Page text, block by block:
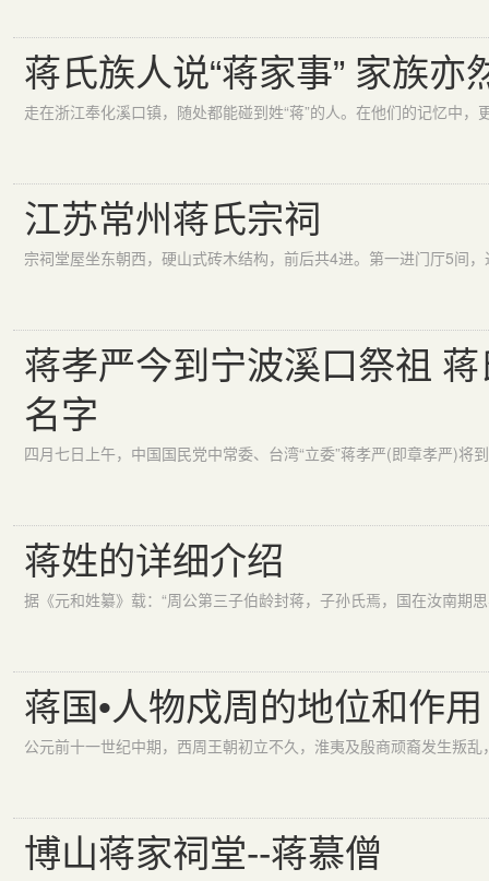
蒋氏族人说“蒋家事” 家族亦
走在浙江奉化溪口镇，随处都能碰到姓“蒋”的人。在他们的记忆中
江苏常州蒋氏宗祠
蒋孝严今到宁波溪口祭祖
名字
蒋姓的详细介绍
蒋国•人物戍周的地位和作用
博山蒋家祠堂--蒋慕僧